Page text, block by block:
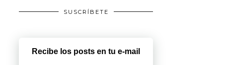
SUSCRÍBETE
Recibe los posts en tu e-mail